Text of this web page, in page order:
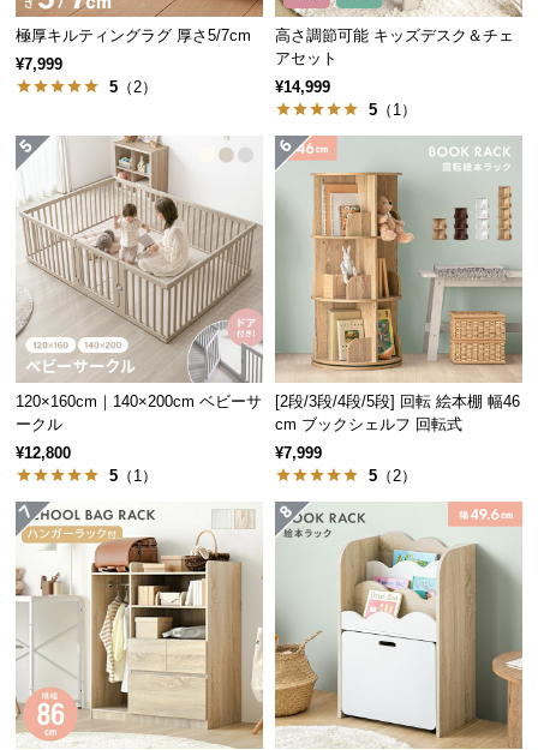
ャ
ン
セ
ル
つ
て
保
つ
い
て
会
員
規
約
に
つ
て
お
極厚キルティングラグ 厚さ5/7cm
¥7,999
5 （2）
高さ調節可能 キッズデスク＆チェ
アセット
¥14,999
5 （1）
120×160cm｜140×200cm ベビーサ
ークル
¥12,800
5 （1）
[2段/3段/4段/5段] 回転 絵本棚 幅46
cm ブックシェルフ 回転式
¥7,999
5 （2）